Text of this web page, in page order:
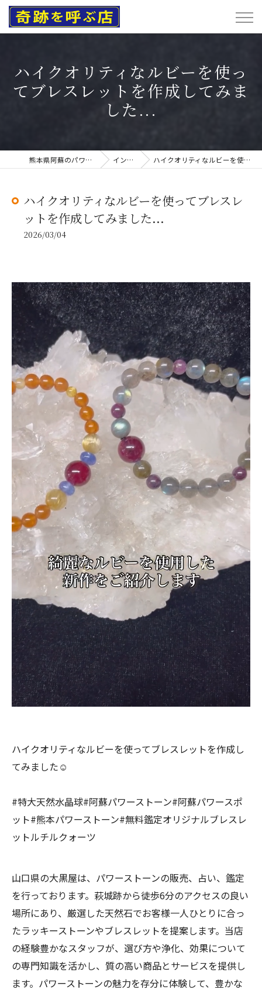
ハイクオリティなルビーを使っ
てブレスレットを作成してみま
した...
熊本県阿蘇のパワーストーンなら奇跡を呼ぶ店 インスタグラム ハイクオリティなルビーを使ってブレスレットを作成してみました...
ハイクオリティなルビーを使ってブレスレ
ットを作成してみました...
2026/03/04
ハイクオリティなルビーを使ってブレスレットを作成し
てみました☺️
#特大天然水晶球#阿蘇パワーストーン#阿蘇パワースポ
ット#熊本パワーストーン#無料鑑定オリジナルブレスレ
ットルチルクォーツ
山口県の大黒屋は、パワーストーンの販売、占い、鑑定
を行っております。萩城跡から徒歩6分のアクセスの良い
場所にあり、厳選した天然石でお客様一人ひとりに合っ
たラッキーストーンやブレスレットを提案します。当店
の経験豊かなスタッフが、選び方や浄化、効果について
の専門知識を活かし、質の高い商品とサービスを提供し
ます。パワーストーンの魅力を存分に体験して、豊かな